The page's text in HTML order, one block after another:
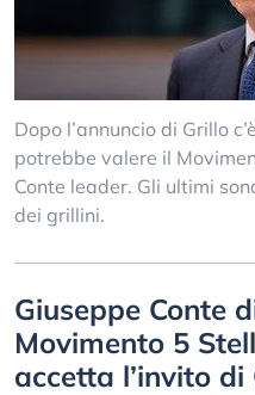
Dopo l’annuncio di Grillo
potrebbe valere il
Conte leader. Gli ultimi
dei grillini.
Giuseppe Conte
Movimento 5
accetta l’invito di